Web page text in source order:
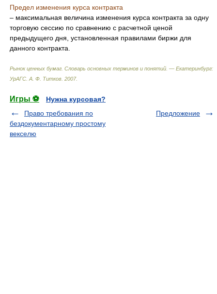
Предел изменения курса контракта
– максимальная величина изменения курса контракта за одну
торговую сессию по сравнению с расчетной ценой
предыдущего дня, установленная правилами биржи для
данного контракта.
Рынок ценных бумаг. Словарь основных терминов и понятий. — Екатеринбург:
УрАГС А. Ф. Титков 2007.
Игры ⚽
Нужна курсовая?
Право требования по
бездокументарному простому
векселю
Предложение